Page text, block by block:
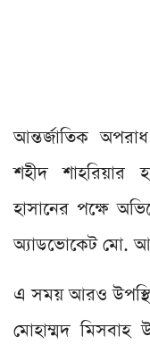
আন্তর্জাতিক
শহীদ
হাসানের পক্ষে
অ্যাডভোকেট মো.
এ সময় আরও
মোহাম্মদ মিসবাহ